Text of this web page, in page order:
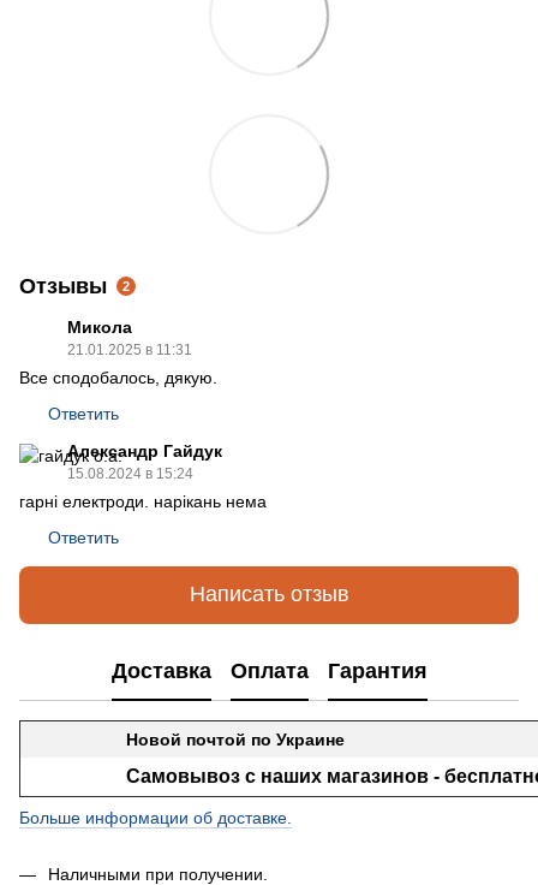
Отзывы 2
Микола
21.01.2025 в 11:31
Все сподобалось, дякую.
Ответить
Александр Гайдук
15.08.2024 в 15:24
гарні електроди. нарікань нема
Ответить
Написать отзыв
Доставка Оплата Гарантия
Новой почтой по Украине
Самовывоз с наших магазинов -
Больше информации об доставке.
Наличными при получении.